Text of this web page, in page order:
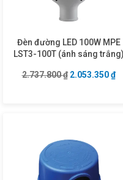
Đèn đường LED 100W MPE
LST3-100T (ánh sáng trắng)
2.737.800₫ Giá gốc là:
2.053.350₫